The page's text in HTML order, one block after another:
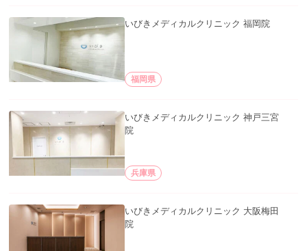
いびきメディカルクリニック 福岡院
福岡県
いびきメディカルクリニック 神戸三宮
院
兵庫県
いびきメディカルクリニック 大阪梅田
院